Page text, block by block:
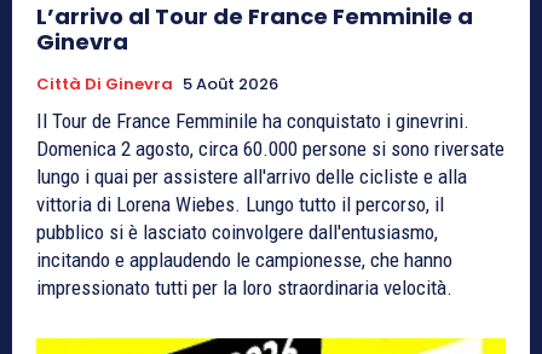
L’arrivo al Tour de France Femminile a
Ginevra
Città Di Ginevra 5 Août 2026
Il Tour de France Femminile ha conquistato i ginevrini.
Domenica 2 agosto, circa 60.000 persone si sono riversate
lungo i quai per assistere all'arrivo delle cicliste e alla
vittoria di Lorena Wiebes. Lungo tutto il percorso, il
pubblico si è lasciato coinvolgere dall'entusiasmo,
incitando e applaudendo le campionesse, che hanno
impressionato tutti per la loro straordinaria velocità.